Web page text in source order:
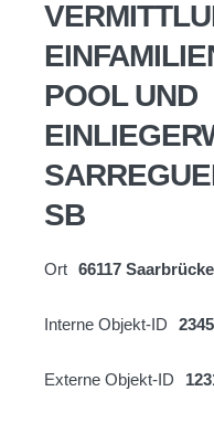
POOL UND
SB
Ort 66117
Interne Objekt-ID 2345
Externe Objekt-ID